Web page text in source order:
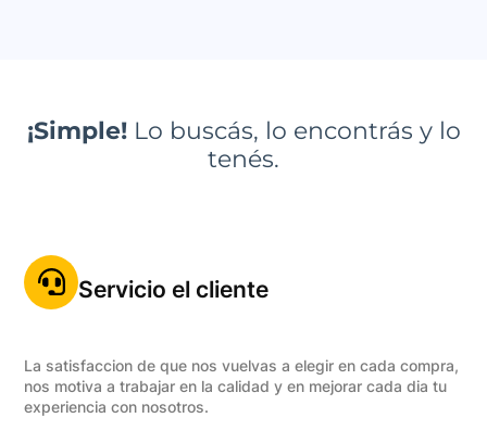
¡Simple!Lo buscás, lo encontrás y lo
tenés.
Servicio el cliente
La satisfaccion de que nos vuelvas a elegir en cada compra,
nos motiva a trabajar en la calidad y en mejorar cada dia tu
experiencia con nosotros.